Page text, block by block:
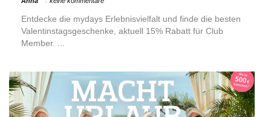
Entdecke die mydays Erlebnisvielfalt und finde die besten
Valentinstagsgeschenke, aktuell 15% Rabatt für Club
Member. ...